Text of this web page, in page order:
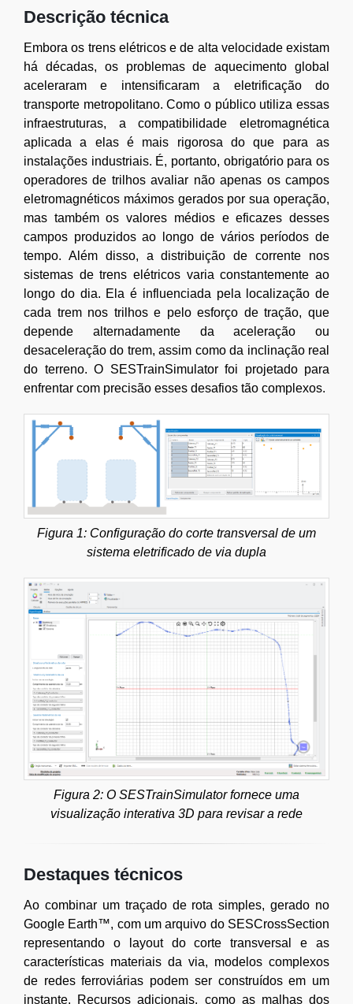
Descrição técnica
Embora os trens elétricos e de alta velocidade existam
há décadas, os problemas de aquecimento global
aceleraram e intensificaram a eletrificação do
transporte metropolitano. Como o público utiliza essas
infraestruturas, a compatibilidade eletromagnética
aplicada a elas é mais rigorosa do que para as
instalações industriais. É, portanto, obrigatório para os
operadores de trilhos avaliar não apenas os campos
eletromagnéticos máximos gerados por sua operação,
mas também os valores médios e eficazes desses
campos produzidos ao longo de vários períodos de
tempo. Além disso, a distribuição de corrente nos
sistemas de trens elétricos varia constantemente ao
longo do dia. Ela é influenciada pela localização de
cada trem nos trilhos e pelo esforço de tração, que
depende alternadamente da aceleração ou
desaceleração do trem, assim como da inclinação real
do terreno. O SESTrainSimulator foi projetado para
enfrentar com precisão esses desafios tão complexos.
Figura 1: Configuração do corte transversal de um
sistema eletrificado de via dupla
Figura 2: O SESTrainSimulator fornece uma
visualização interativa 3D para revisar a rede
Destaques técnicos
Ao combinar um traçado de rota simples, gerado no
Google Earth™, com um arquivo do SESCrossSection
representando o layout do corte transversal e as
características materiais da via, modelos complexos
de redes ferroviárias podem ser construídos em um
instante. Recursos adicionais, como as malhas dos